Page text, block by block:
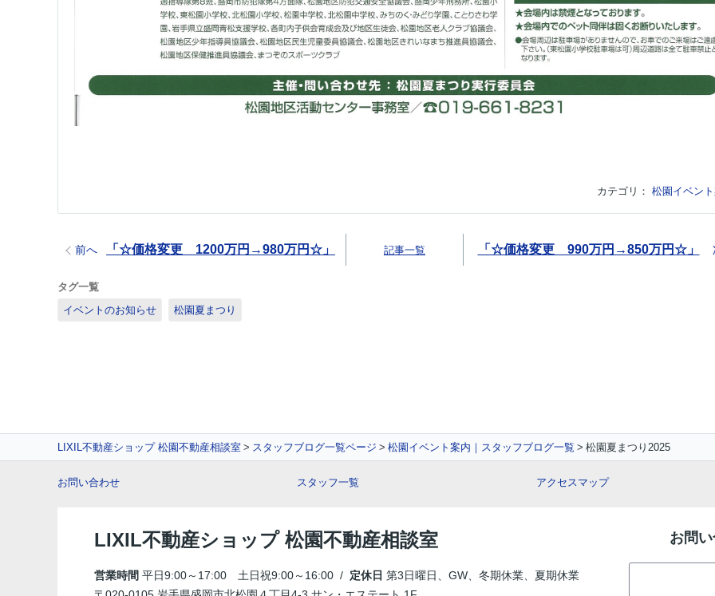
カテゴリ： 松園イベン
前へ 「☆価格変更 1200万円→980万円☆」 記事一覧 「☆価格変更 990万円→850万円☆」
タグ一覧
イベントのお知らせ
松園夏まつり
LIXIL不動産ショップ 松園不動産相談室 スタッフブログ一覧ページ 松園イベント案内｜スタッフブログ一覧 松園夏まつり2025
お問い合わせ スタッフ一覧 アクセスマップ
LIXIL不動産ショップ 松園不動産相談室
営業時間 平日9:00～17:00 土日祝9:00～16:00 / 定休日 第3日曜日、GW、冬期休業、夏期休業
お問